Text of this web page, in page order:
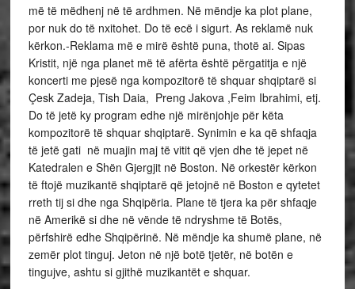
më të mëdhenj në të ardhmen. Në mëndje ka plot plane,
por nuk do të nxitohet. Do të ecë i sigurt. As reklamë nuk
kërkon.-Reklama më e mirë është puna, thotë ai. Sipas
Kristit, një nga planet më të afërta është përgatitja e një
koncerti me pjesë nga kompozitorë të shquar shqiptarë si
Çesk Zadeja, Tish Daia, Preng Jakova ,Feim Ibrahimi, etj.
Do të jetë ky program edhe një mirënjohje për këta
kompozitorë të shquar shqiptarë. Synimin e ka që shfaqja
të jetë gati në muajin maj të vitit që vjen dhe të jepet në
Katedralen e Shën Gjergjit në Boston. Në orkestër kërkon
të ftojë muzikantë shqiptarë që jetojnë në Boston e qytetet
rreth tij si dhe nga Shqipëria. Plane të tjera ka për shfaqje
në Amerikë si dhe në vënde të ndryshme të Botës,
përfshirë edhe Shqipërinë. Në mëndje ka shumë plane, në
zemër plot tinguj. Jeton në një botë tjetër, në botën e
tingujve, ashtu si gjithë muzikantët e shquar.